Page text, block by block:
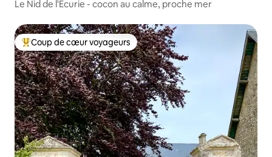
Le Nid de l'Ecurie - cocon au calme, proche mer
Coup de cœur voyageurs parmi les plus aimés
Coup de cœur voyageurs